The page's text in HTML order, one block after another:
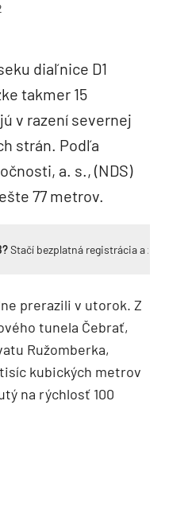
diaľnice D1
takmer 15
v razení severnej
strán. Podľa
a. s., (NDS)
77 metrov.
Stačí bezplatná registrácia a
prerazili v utorok. Z
tunela Čebrať,
Ružomberka,
kubických metrov
na rýchlosť 100